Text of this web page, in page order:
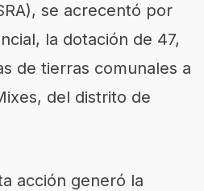
se acrecentó por
la dotación de 47,
de tierras comunales a
del distrito de
acción generó la